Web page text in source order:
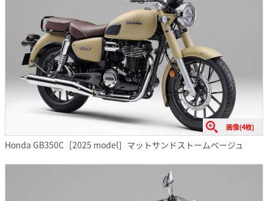
画像(4枚)
Honda GB350C［2025 model］マットサンドストームベージュ